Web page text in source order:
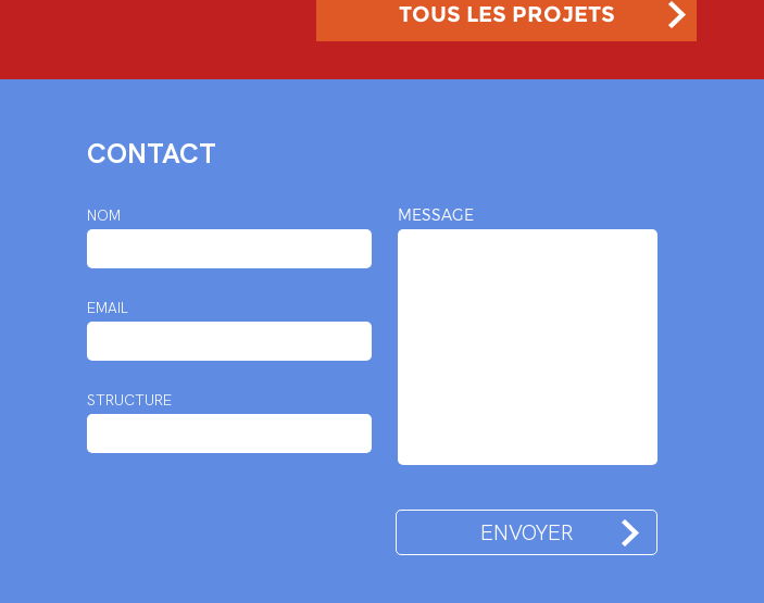
TOUS LES PROJETS
CONTACT
NOM
EMAIL
STRUCTURE
MESSAGE